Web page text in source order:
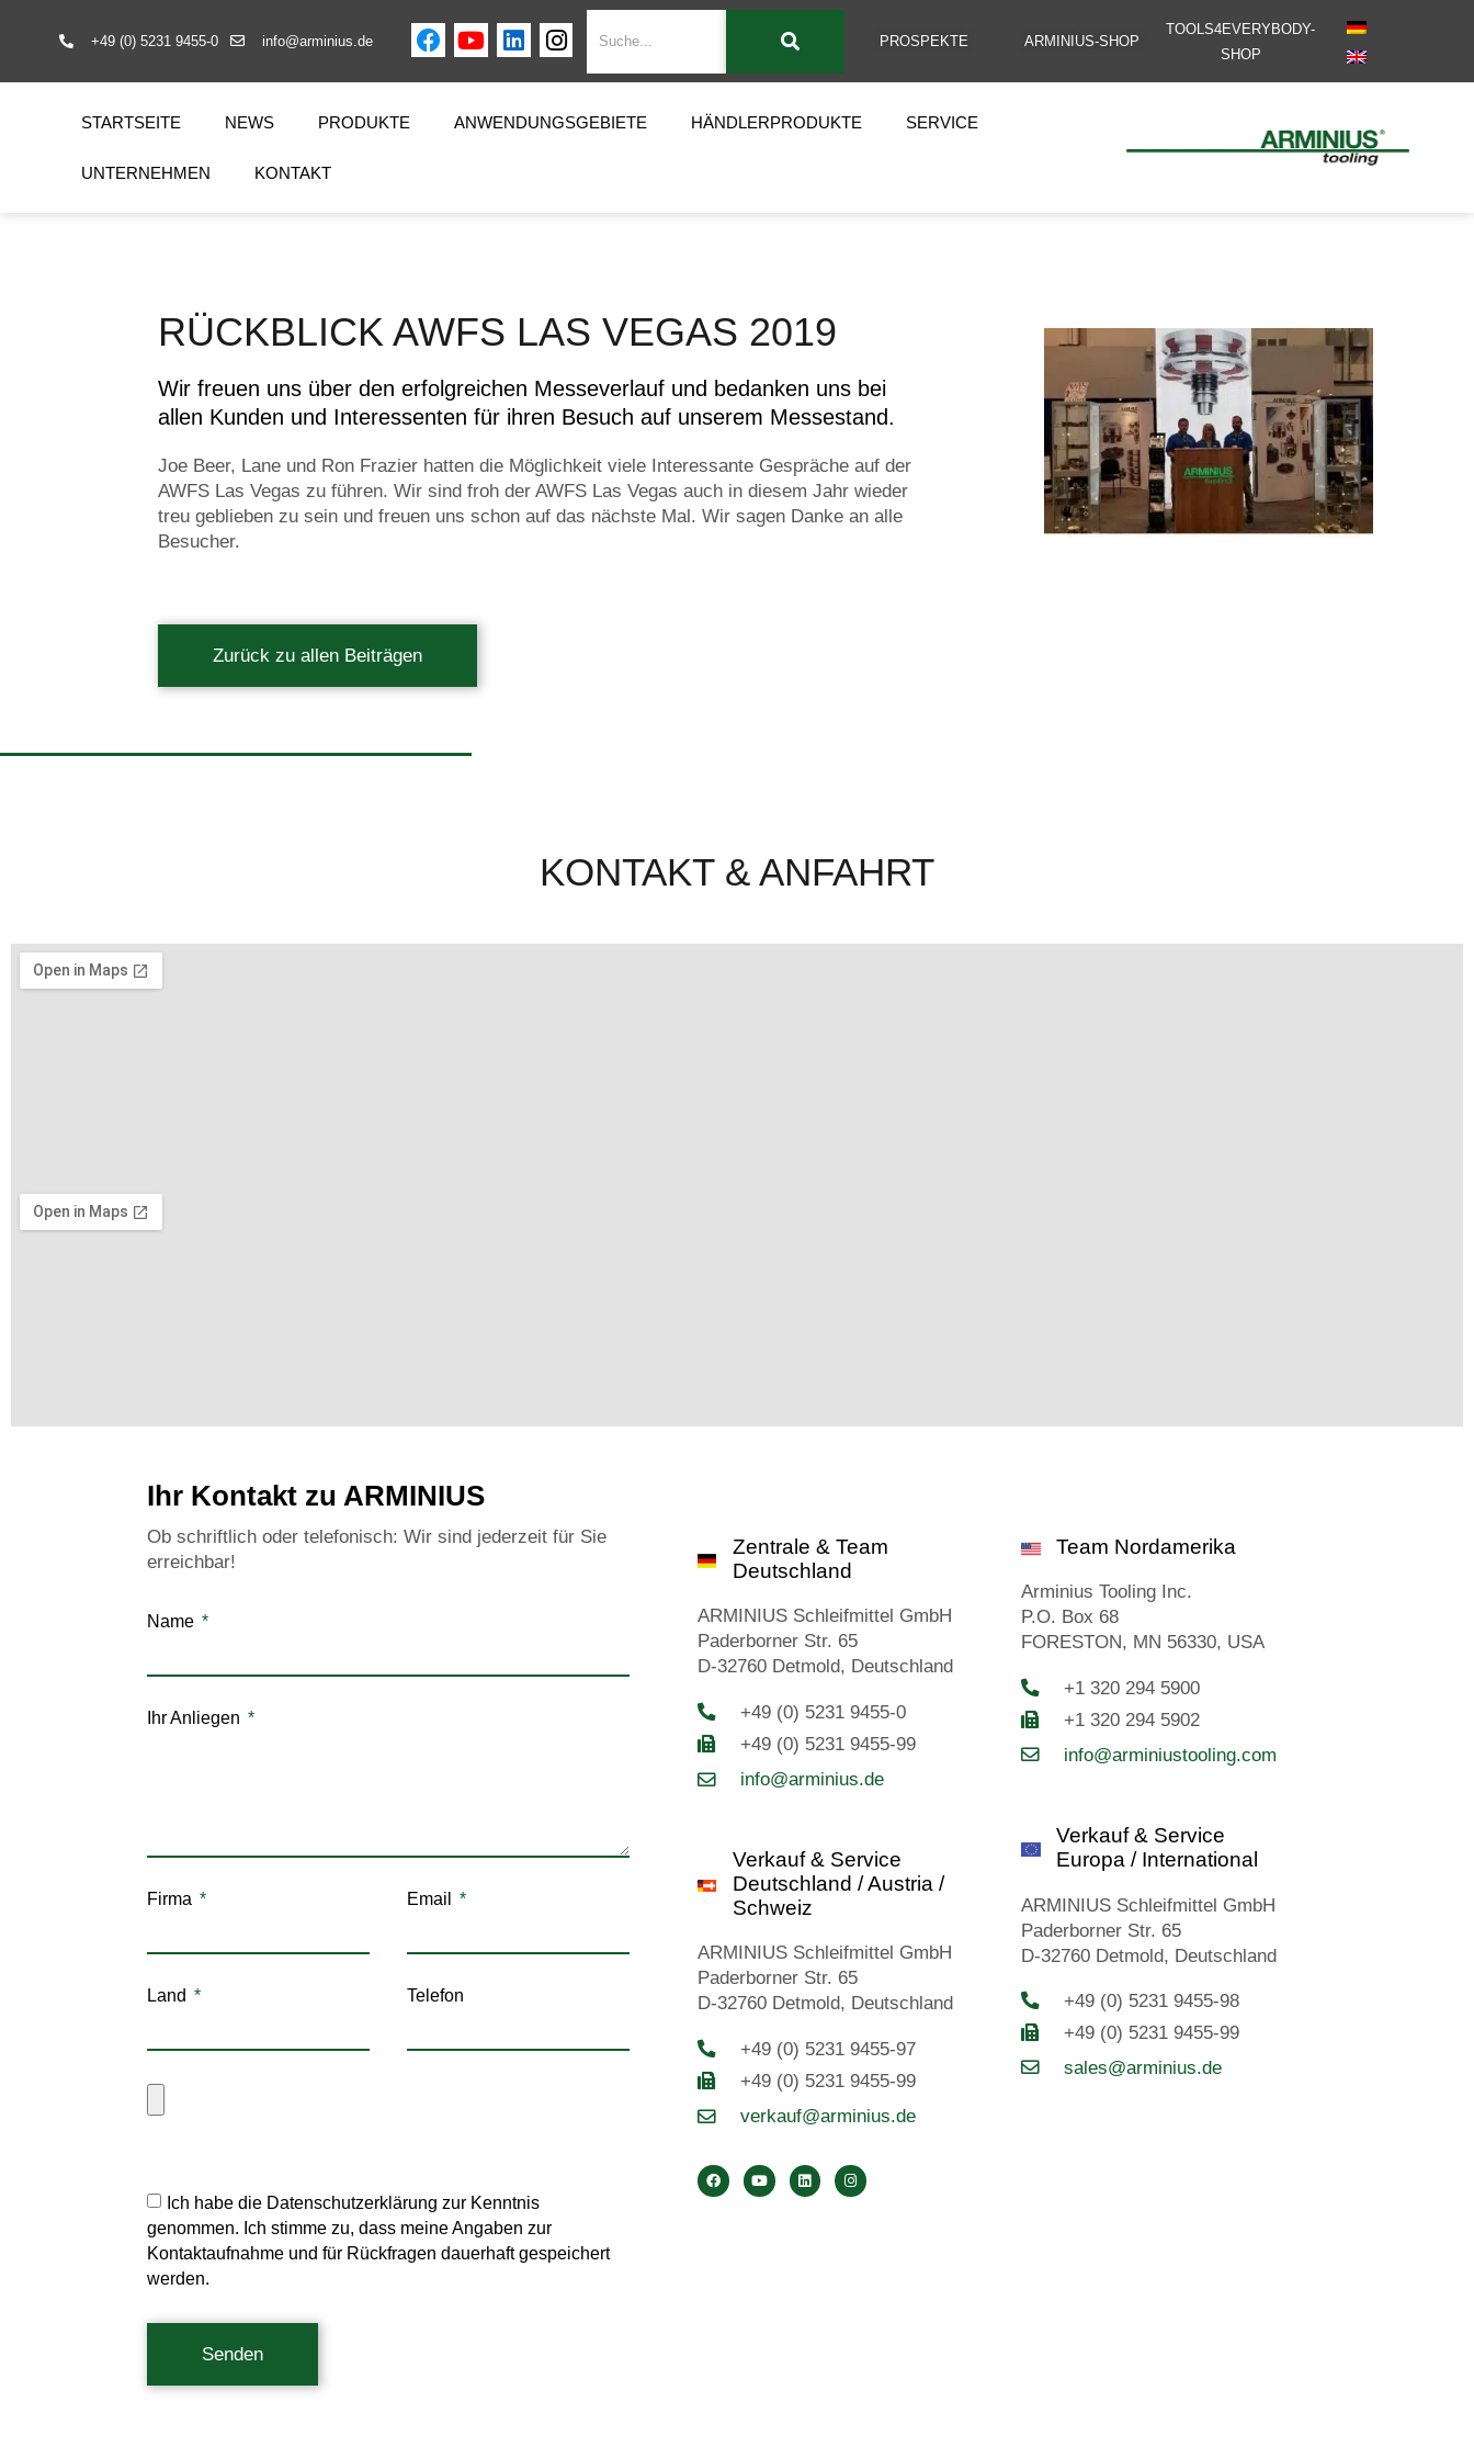
+49 (0) 5231 9455-0 info@arminius.de PROSPEKTE ARMINIUS-SHOP
TOOLS4EVERYBODY-
SHOP
STARTSEITE NEWS PRODUKTE ANWENDUNGSGEBIETE HÄNDLERPRODUKTE SERVICE
UNTERNEHMEN KONTAKT
RÜCKBLICK AWFS LAS VEGAS 2019
Wir freuen uns über den erfolgreichen Messeverlauf und bedanken uns bei
allen Kunden und Interessenten für ihren Besuch auf unserem Messestand.
Joe Beer, Lane und Ron Frazier hatten die Möglichkeit viele Interessante Gespräche auf der
AWFS Las Vegas zu führen. Wir sind froh der AWFS Las Vegas auch in diesem Jahr wieder
treu geblieben zu sein und freuen uns schon auf das nächste Mal. Wir sagen Danke an alle
Besucher.
Zurück zu allen Beiträgen
KONTAKT & ANFAHRT
Ihr Kontakt zu ARMINIUS
Ob schriftlich oder telefonisch: Wir sind jederzeit für Sie
erreichbar!
Name
Ihr Anliegen
Firma Email
Land Telefon
Ich habe die Datenschutzerklärung zur Kenntnis
genommen. Ich stimme zu, dass meine Angaben zur
Kontaktaufnahme und für Rückfragen dauerhaft gespeichert
werden.
Senden
Zentrale & Team
Deutschland
ARMINIUS Schleifmittel GmbH
Paderborner Str. 65
D-32760 Detmold, Deutschland
+49 (0) 5231 9455-0
+49 (0) 5231 9455-99
info@arminius.de
Verkauf & Service
Deutschland / Austria /
Schweiz
ARMINIUS Schleifmittel GmbH
Paderborner Str. 65
D-32760 Detmold, Deutschland
+49 (0) 5231 9455-97
+49 (0) 5231 9455-99
verkauf@arminius.de
Team Nordamerika
Arminius Tooling Inc.
P.O. Box 68
FORESTON, MN 56330, USA
+1 320 294 5900
+1 320 294 5902
info@arminiustooling.com
Verkauf & Service
Europa / International
ARMINIUS Schleifmittel GmbH
Paderborner Str. 65
D-32760 Detmold, Deutschland
+49 (0) 5231 9455-98
+49 (0) 5231 9455-99
sales@arminius.de